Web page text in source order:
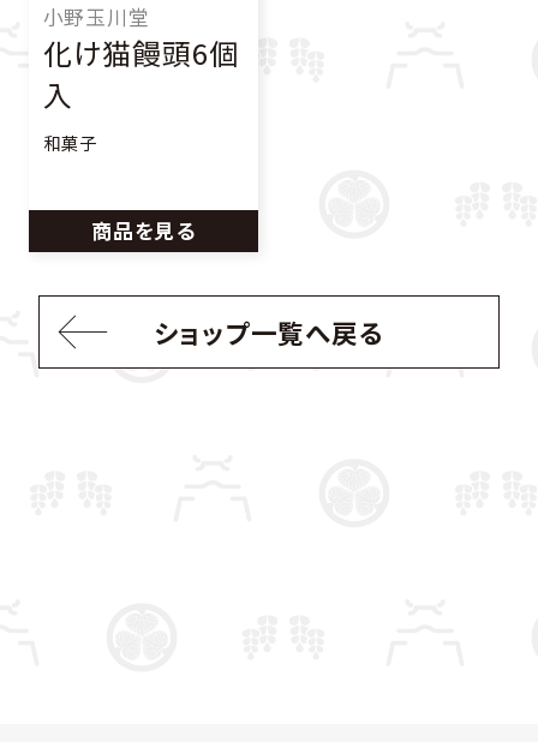
小野玉川堂
化け猫饅頭6個
入
和菓子
商品を見る
ショップ一覧へ戻る